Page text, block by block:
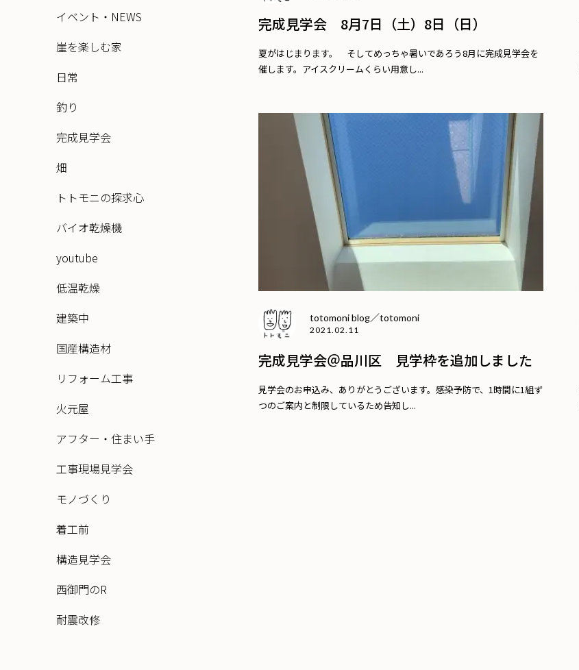
完成見学会 8月7日（土）8日（日）
夏がはじまります。 そしてめっちゃ暑いであろう8月に完成見学会を
催します。アイスクリームくらい用意し...
totomoni blog／totomoni
2021.02.11
完成見学会＠品川区 見学枠を追加しました
見学会のお申込み、ありがとうございます。感染予防で、1時間に1組ず
つのご案内と制限しているため告知し...
イベント・NEWS
崖を楽しむ家
日常
釣り
完成見学会
畑
トトモニの探求心
バイオ乾燥機
youtube
低温乾燥
建築中
国産構造材
リフォーム工事
火元屋
アフター・住まい手
工事現場見学会
モノづくり
着工前
構造見学会
西御門のR
耐震改修